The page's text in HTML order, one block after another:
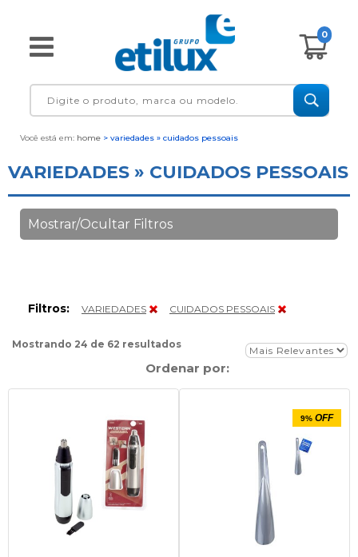
0
Você está em: home > variedades » cuidados pessoais
VARIEDADES » CUIDADOS PESSOAIS
Mostrar/Ocultar Filtros
Filtros: VARIEDADES CUIDADOS PESSOAIS
Mostrando 24 de 62 resultados
Ordenar por:
9% OFF